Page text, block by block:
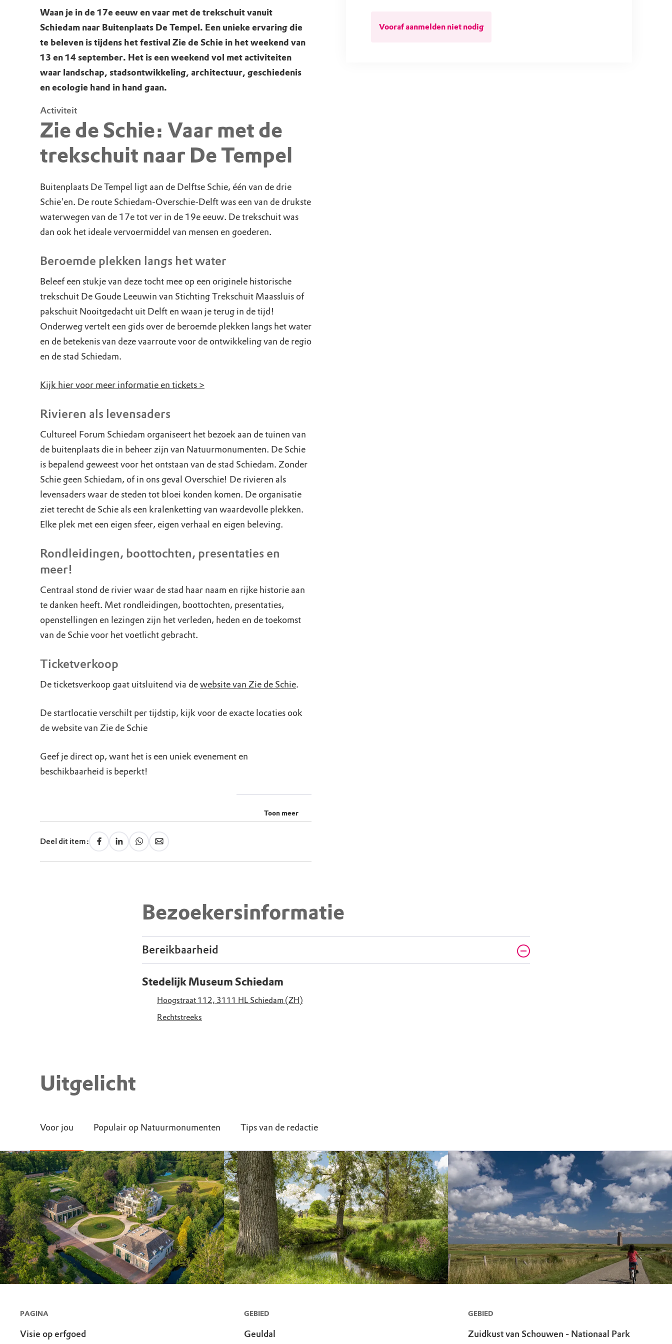
Waan je in de 17e eeuw en vaar met de trekschuit vanuit
Schiedam naar Buitenplaats De Tempel. Een unieke ervaring die
te beleven is tijdens het festival Zie de Schie in het weekend van
13 en 14 september. Het is een weekend vol met activiteiten
waar landschap, stadsontwikkeling, architectuur, geschiedenis
en ecologie hand in hand gaan.
Activiteit
Zie de Schie: Vaar met de
trekschuit naar De Tempel
Buitenplaats De Tempel ligt aan de Delftse Schie, één van de drie
Schie'en. De route Schiedam-Overschie-Delft was een van de drukste
waterwegen van de 17e tot ver in de 19e eeuw. De trekschuit was
dan ook het ideale vervoermiddel van mensen en goederen.
Beroemde plekken langs het water
Beleef een stukje van deze tocht mee op een originele historische
trekschuit De Goude Leeuwin van Stichting Trekschuit Maassluis of
pakschuit Nooitgedacht uit Delft en waan je terug in de tijd!
Onderweg vertelt een gids over de beroemde plekken langs het water
en de betekenis van deze vaarroute voor de ontwikkeling van de regio
en de stad Schiedam.
Kijk hier voor meer informatie en tickets >
Rivieren als levensaders
Cultureel Forum Schiedam organiseert het bezoek aan de tuinen van
de buitenplaats die in beheer zijn van Natuurmonumenten. De Schie
is bepalend geweest voor het ontstaan van de stad Schiedam. Zonder
Schie geen Schiedam, of in ons geval Overschie! De rivieren als
levensaders waar de steden tot bloei konden komen. De organisatie
ziet terecht de Schie als een kralenketting van waardevolle plekken.
Elke plek met een eigen sfeer, eigen verhaal en eigen beleving.
Rondleidingen, boottochten, presentaties en
meer!
Centraal stond de rivier waar de stad haar naam en rijke historie aan
te danken heeft. Met rondleidingen, boottochten, presentaties,
openstellingen en lezingen zijn het verleden, heden en de toekomst
van de Schie voor het voetlicht gebracht.
Ticketverkoop
De ticketsverkoop gaat uitsluitend via dewebsite van Zie de Schie.
De startlocatie verschilt per tijdstip, kijk voor de exacte locaties ook
de website van Zie de Schie
Geef je direct op, want het is een uniek evenement en
beschikbaarheid is beperkt!
Toon meer
Deel dit item:
Vooraf aanmelden niet nodig
Bezoekersinformatie
Bereikbaarheid
Stedelijk Museum Schiedam
Hoogstraat 112, 3111 HL Schiedam (ZH)
Rechtstreeks
Uitgelicht
Voor jou Populair op Natuurmonumenten Tips van de redactie
PAGINA
Visie op erfgoed
GEBIED
Geuldal
GEBIED
Zuidkust van Schouwen - Nationaal Park